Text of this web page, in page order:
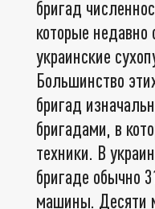
бригад
которые
украинские
Большинство
бригад
бригадами, в
техники. В
бригаде обычно
машины. Десяти